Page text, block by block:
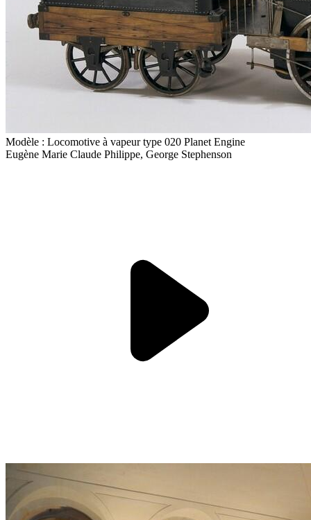
Modèle : Locomotive à vapeur type 020 Planet Engine
Eugène Marie Claude Philippe, George Stephenson